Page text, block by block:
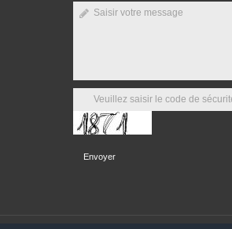
Envoyer